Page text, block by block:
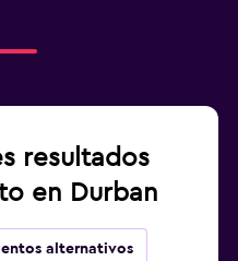
resultados
en Durban
alternativos